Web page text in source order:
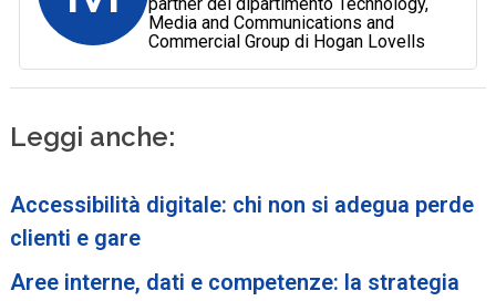
Media and Communications and
Commercial Group di Hogan Lovells
Leggi anche:
Accessibilità digitale: chi non si adegua perde
clienti e gare
Aree interne, dati e competenze: la strategia